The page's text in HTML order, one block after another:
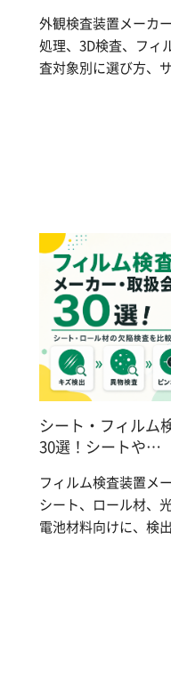
外観検査装置メーカ
処理、3D検査、フィ
査対象別に選び方、
シート・フィルム
30選！シートや…
フィルム検査装置メ
シート、ロール材、
電池材料向けに、検